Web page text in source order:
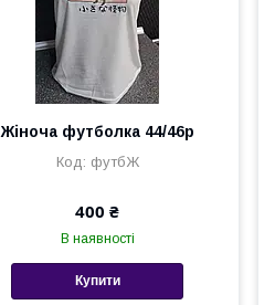
Жіноча футболка 44/46р
футбЖ
400 ₴
В наявності
Купити